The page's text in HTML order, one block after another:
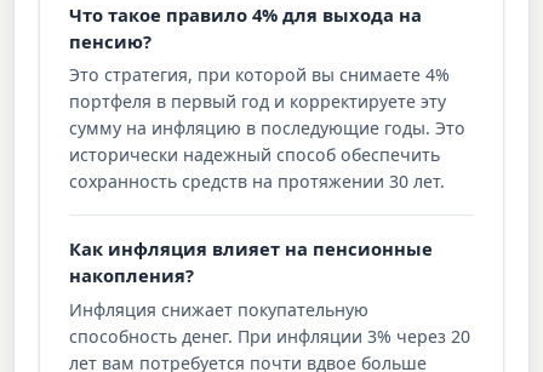
Что такое правило 4% для выхода на
пенсию?
Это стратегия, при которой вы снимаете 4%
портфеля в первый год и корректируете эту
сумму на инфляцию в последующие годы. Это
исторически надежный способ обеспечить
сохранность средств на протяжении 30 лет.
Как инфляция влияет на пенсионные
накопления?
Инфляция снижает покупательную
способность денег. При инфляции 3% через 20
лет вам потребуется почти вдвое больше